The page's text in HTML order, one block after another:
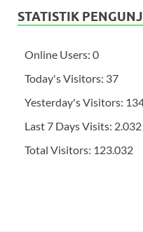
STATISTIK
Online Users: 0
Today's Visitors: 37
Yesterday's Visitors:
Last 7 Days Visits: 2.032
Total Visitors: 123.032